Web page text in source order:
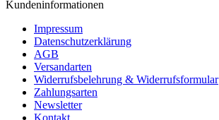
Kundeninformationen
Impressum
Datenschutzerklärung
AGB
Versandarten
Widerrufsbelehrung & Widerrufsformular
Zahlungsarten
Newsletter
Kontakt